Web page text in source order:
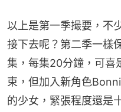
以上是第一季撮要，不
接下去呢？第二季一樣
集，每集20分鐘，可喜
束，但加入新角色
的少女，緊張程度還是